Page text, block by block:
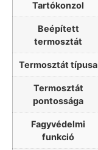
Tartókonzol
Beépített
termosztát
Termosztát típusa
Termosztát
pontossága
Fagyvédelmi
funkció